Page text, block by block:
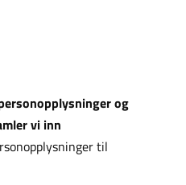
og
vi inn
til